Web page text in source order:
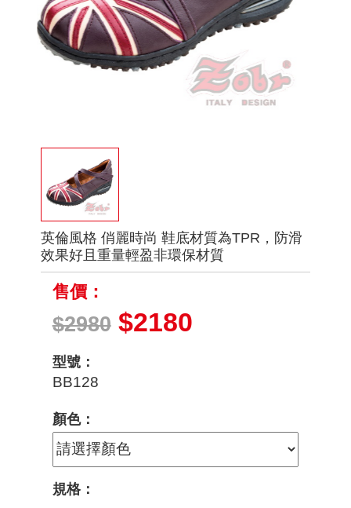
英倫風格 俏麗時尚 鞋底材質為TPR，防滑
效果好且重量輕盈非環保材質
售價：
$2980$2180
型號：
BB128
顏色：
規格：